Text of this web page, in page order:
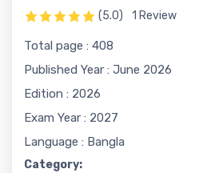
(5.0) 1 Review
Total page : 408
Published Year : June 2026
Edition : 2026
Exam Year : 2027
Language : Bangla
Category: